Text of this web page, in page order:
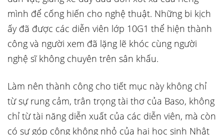
mình để cống hiến cho nghệ thuật. Những bi kịch
ấy đã được các diễn viên lớp 10G1 thể hiện thành
công và người xem đã lặng lẽ khóc cùng người
nghệ sĩ không chuyên trên sân khấu.
Làm nên thành công cho tiết mục này không chỉ
từ sự rung cảm, trân trọng tài thơ của Baso, không
chỉ từ tài năng diễn xuất của các diễn viên, mà còn
có sự góp công không nhỏ của hai học sinh Nhật